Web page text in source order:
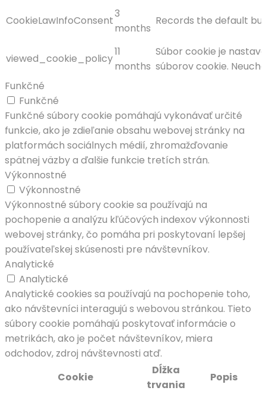
CookieLawInfoConsent
3
months
Records the default
viewed_cookie_policy
11
months
Súbor cookie je
súborov cookie.
Funkčné
Funkčné
Funkčné súbory cookie pomáhajú vykonávať určité
funkcie, ako je zdieľanie obsahu webovej stránky na
platformách sociálnych médií, zhromažďovanie
spätnej väzby a ďalšie funkcie tretích strán.
Výkonnostné
Výkonnostné
Výkonnostné súbory cookie sa používajú na
pochopenie a analýzu kľúčových indexov výkonnosti
webovej stránky, čo pomáha pri poskytovaní lepšej
používateľskej skúsenosti pre návštevníkov.
Analytické
Analytické
Analytické cookies sa používajú na pochopenie toho,
ako návštevníci interagujú s webovou stránkou. Tieto
súbory cookie pomáhajú poskytovať informácie o
metrikách, ako je počet návštevníkov, miera
odchodov, zdroj návštevnosti atď.
Cookie
Dĺžka
trvania
Popis